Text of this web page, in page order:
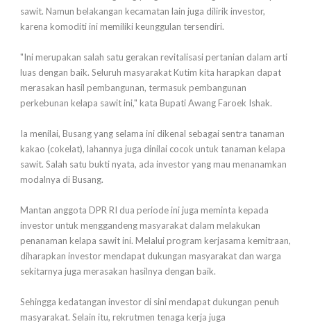
sawit. Namun belakangan kecamatan lain juga dilirik investor,
karena komoditi ini memiliki keunggulan tersendiri.
"Ini merupakan salah satu gerakan revitalisasi pertanian dalam arti
luas dengan baik. Seluruh masyarakat Kutim kita harapkan dapat
merasakan hasil pembangunan, termasuk pembangunan
perkebunan kelapa sawit ini," kata Bupati Awang Faroek Ishak.
Ia menilai, Busang yang selama ini dikenal sebagai sentra tanaman
kakao (cokelat), lahannya juga dinilai cocok untuk tanaman kelapa
sawit. Salah satu bukti nyata, ada investor yang mau menanamkan
modalnya di Busang.
Mantan anggota DPR RI dua periode ini juga meminta kepada
investor untuk menggandeng masyarakat dalam melakukan
penanaman kelapa sawit ini. Melalui program kerjasama kemitraan,
diharapkan investor mendapat dukungan masyarakat dan warga
sekitarnya juga merasakan hasilnya dengan baik.
Sehingga kedatangan investor di sini mendapat dukungan penuh
masyarakat. Selain itu, rekrutmen tenaga kerja juga